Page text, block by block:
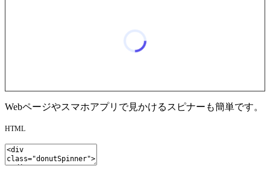
Webページやスマホアプリで見かけるスピナーも簡単です。
HTML